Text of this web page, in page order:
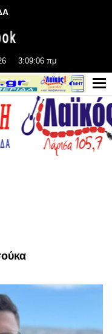
3:09:07 πμ